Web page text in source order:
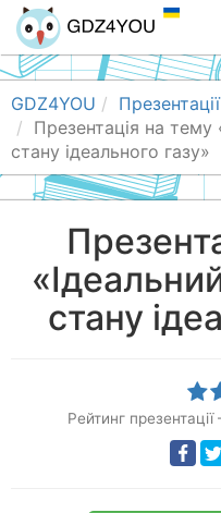
GDZ4YOU Презентації
Презентація на тему
стану ідеального газу»
стану
Рейтинг презентації